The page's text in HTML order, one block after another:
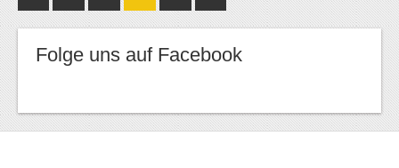
Folge uns auf Facebook